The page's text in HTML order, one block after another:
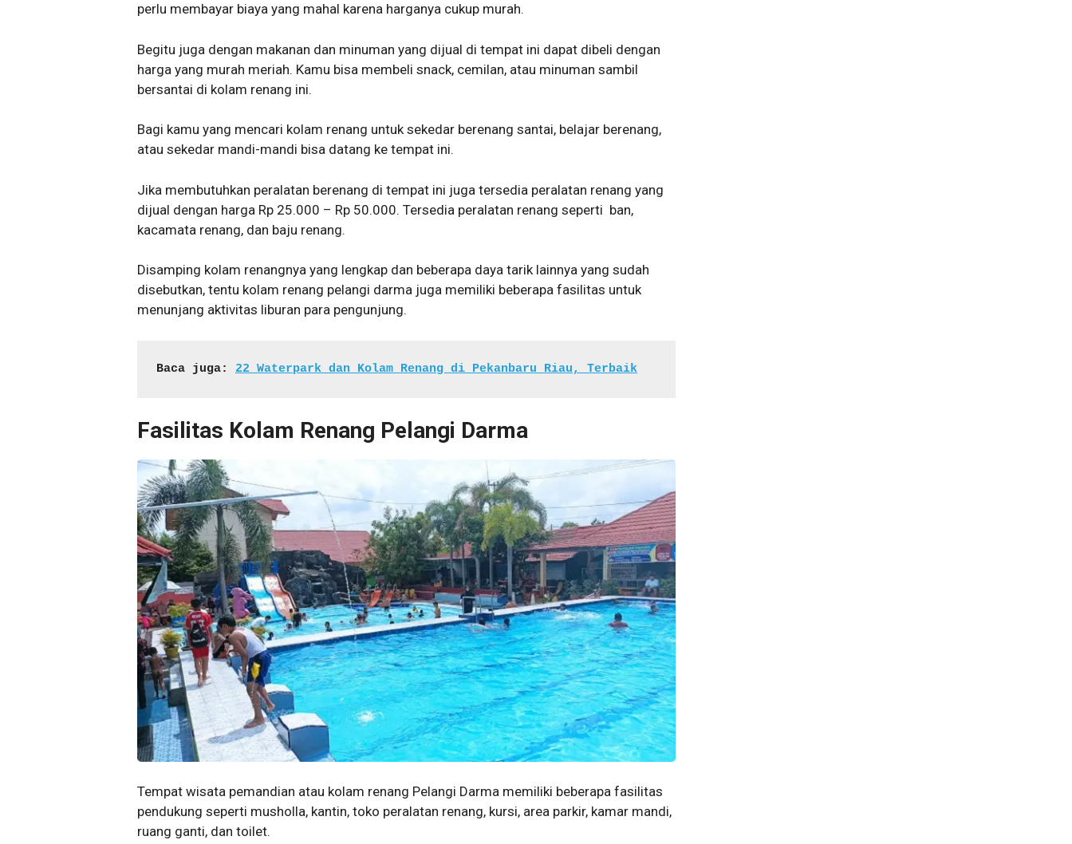
perlu membayar biaya yang mahal karena harganya cukup murah.
Begitu juga dengan makanan dan minuman yang dijual di tempat ini dapat dibeli dengan
harga yang murah meriah. Kamu bisa membeli snack, cemilan, atau minuman sambil
bersantai di kolam renang ini.
Bagi kamu yang mencari kolam renang untuk sekedar berenang santai, belajar berenang,
atau sekedar mandi-mandi bisa datang ke tempat ini.
Jika membutuhkan peralatan berenang di tempat ini juga tersedia peralatan renang yang
dijual dengan harga Rp 25.000 – Rp 50.000. Tersedia peralatan renang seperti ban,
kacamata renang, dan baju renang.
Disamping kolam renangnya yang lengkap dan beberapa daya tarik lainnya yang sudah
disebutkan, tentu kolam renang pelangi darma juga memiliki beberapa fasilitas untuk
menunjang aktivitas liburan para pengunjung.
Baca juga: 22 Waterpark dan Kolam Renang di Pekanbaru Riau, Terbaik
Fasilitas Kolam Renang Pelangi Darma
Tempat wisata pemandian atau kolam renang Pelangi Darma memiliki beberapa fasilitas
pendukung seperti musholla, kantin, toko peralatan renang, kursi, area parkir, kamar mandi,
ruang ganti, dan toilet.